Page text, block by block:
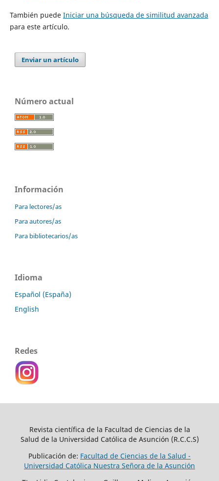
También puede Iniciar una búsqueda de similitud avanzada
para este artículo.
Enviar un artículo
Número actual
Información
Para lectores/as
Para autores/as
Para bibliotecarios/as
Idioma
Español (España)
English
Redes
Revista científica de la Facultad de Ciencias de la
Salud de la Universidad Católica de Asunción (R.C.C.S)
Publicación de: Facultad de Ciencias de la Salud -
Universidad Católica Nuestra Señora de la Asunción